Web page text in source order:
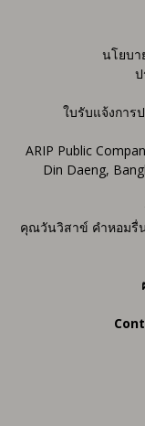
นโยบา
ใบรับแจ้งการ
ARIP Public
Din Daeng,
คุณวันวิสาข์ คำหอมรื่